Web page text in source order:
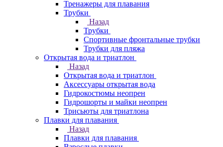
Тренажеры для плавания
Трубки
Назад
Трубки
Спортивные фронтальные трубки
Трубки для пляжа
Открытая вода и триатлон
Назад
Открытая вода и триатлон
Аксессуары открытая вода
Гидрокостюмы неопрен
Гидрошорты и майки неопрен
Трисьюты для триатлона
Плавки для плавания
Назад
Плавки для плавания